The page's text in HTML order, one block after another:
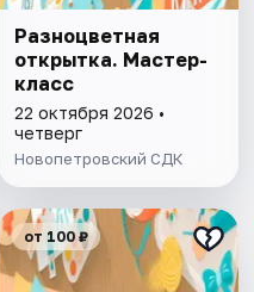
Разноцветная
открытка. Мастер-
класс
22 октября 2026 •
четверг
Новопетровский СДК
от 100 ₽